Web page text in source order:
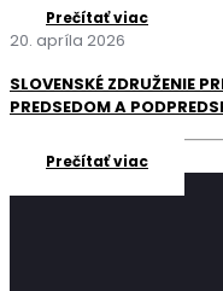
Prečítať viac
20. apríla 2026
SLOVENSKÉ ZDRUŽENIE
PREDSEDOM A
Prečítať viac